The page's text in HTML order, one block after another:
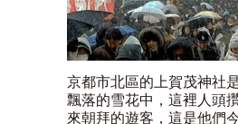
京都市北區的上賀茂神社
飄落的雪花中，這裡人頭
來朝拜的遊客，這是他們